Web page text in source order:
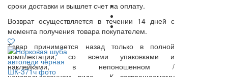
сроки доставки и вышлет счет на оплату.
Возврат осуществляется в течении 14 дней с
момента получения товара покупателем.
Товар принимается назад только в полной
комплектации, со всеми упаковками и
наклейками, в непоношенном /